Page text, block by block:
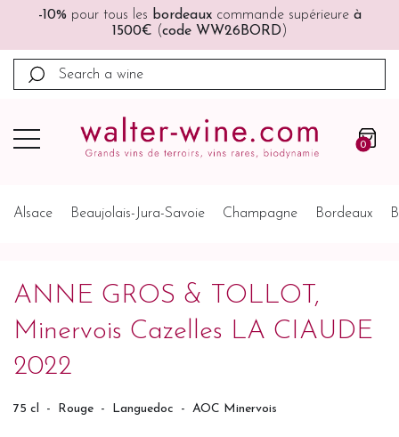
à 🚚🚚Port offert à partir de 200€ (France,
Belgique, Pays-Bas)
0
Alsace Beaujolais-Jura-Savoie Champagne Bordeaux
ANNE GROS & TOLLOT,
Minervois Cazelles LA CIAUDE
2022
75 cl - Rouge - Languedoc - AOC Minervois